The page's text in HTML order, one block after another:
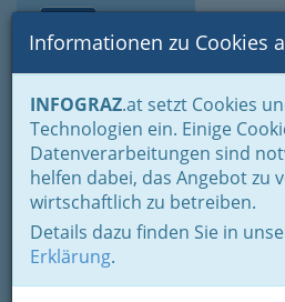
Suche
Informationen zu Cookies
INFOGRAZ.at setzt Cookies
Technologien ein. Einige
Datenverarbeitungen sind
helfen dabei, das Angebot zu
wirtschaftlich zu betreiben.
Details dazu finden Sie in
Erklärung.
Home Branchen
Gewerbe,
Information und Consulting
Immobilien- &
Immobilienverwalter und
Robert Amschl-
Karlauplatz 1, 8020 Graz
+43 316 815 236
+43 316 815 236 - 66